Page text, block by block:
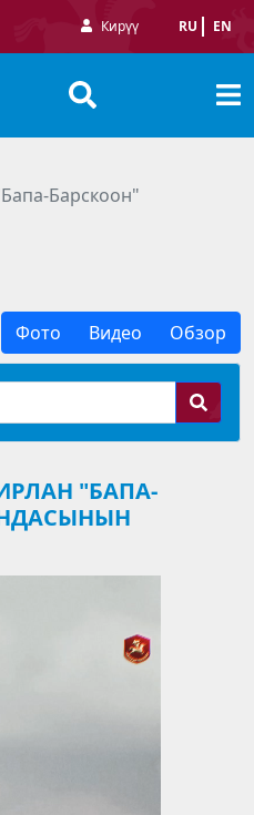
Кирүү RU EN
Барскоон"
Фото Видео Обзор
"БАПА-